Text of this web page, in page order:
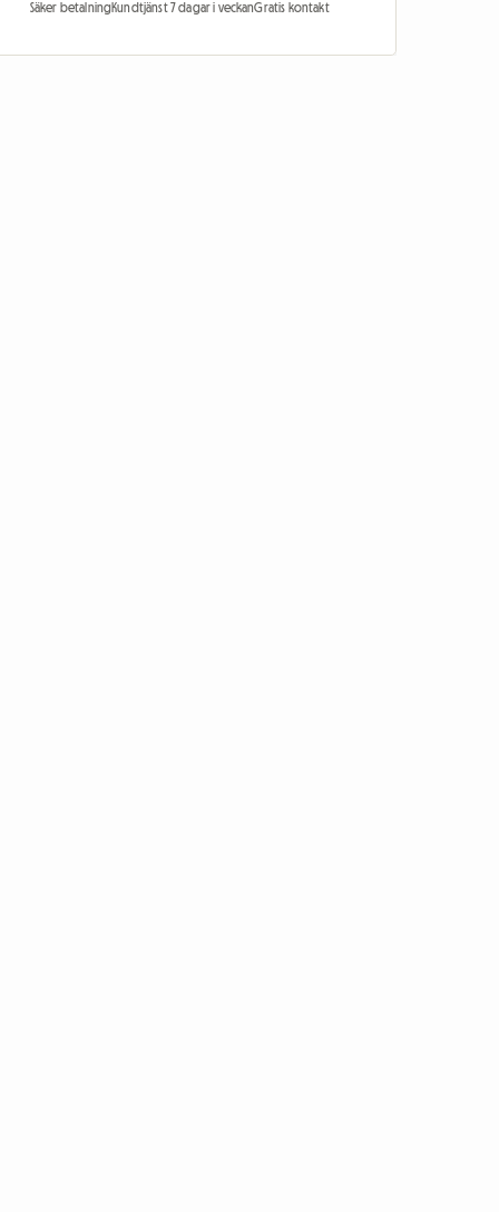
Säker betalningKundtjänst 7 dagar i veckanGratis kontakt